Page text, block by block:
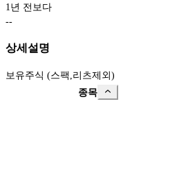
1년 전보다
--
상세설명
보유주식 (스팩,리츠제외)
종목